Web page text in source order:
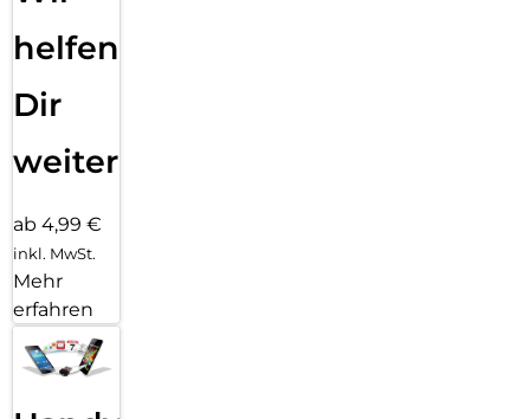
helfen
Dir
weiter
ab 4,99 €
inkl. MwSt.
Mehr
erfahren